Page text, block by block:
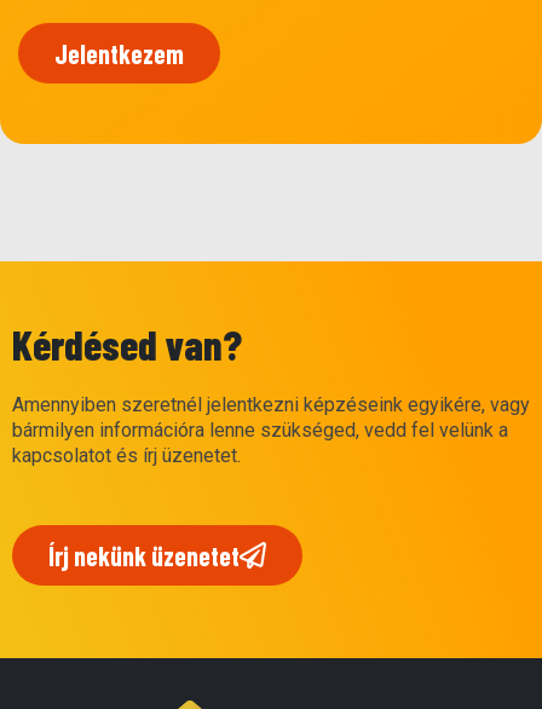
Kérdésed van?
Amennyiben szeretnél jelentkezni képzéseink egyikére, vagy
bármilyen információra lenne szükséged, vedd fel velünk a
kapcsolatot és írj üzenetet.
Írj nekünk üzenetet